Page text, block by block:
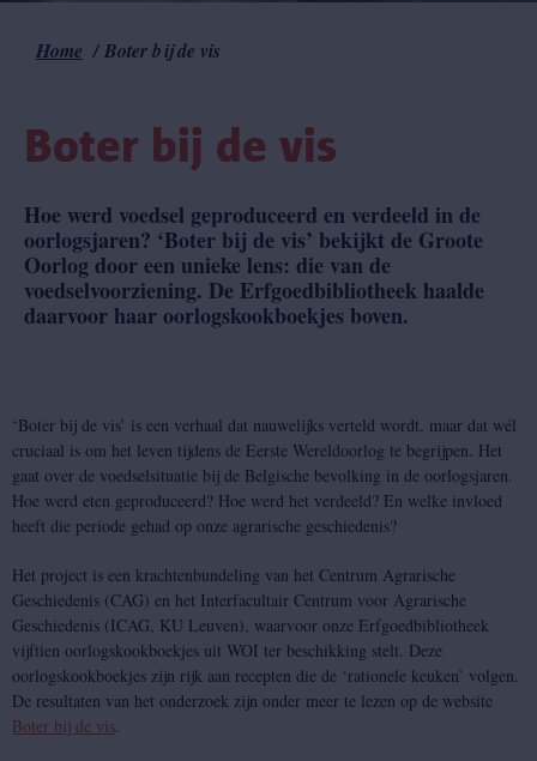
Kruimelpad
Home Boter bij de vis
Boter bij de vis
Hoe werd voedsel geproduceerd en verdeeld in de
oorlogsjaren? ‘Boter bij de vis’ bekijkt de Groote
Oorlog door een unieke lens: die van de
voedselvoorziening. De Erfgoedbibliotheek haalde
daarvoor haar oorlogskookboekjes boven.
‘Boter bij de vis’ is een verhaal dat nauwelijks verteld wordt, maar dat wél
cruciaal is om het leven tijdens de Eerste Wereldoorlog te begrijpen. Het
gaat over de voedselsituatie bij de Belgische bevolking in de oorlogsjaren.
Hoe werd eten geproduceerd? Hoe werd het verdeeld? En welke invloed
heeft die periode gehad op onze agrarische geschiedenis?
Het project is een krachtenbundeling van het Centrum Agrarische
Geschiedenis (CAG) en het Interfacultair Centrum voor Agrarische
Geschiedenis (ICAG, KU Leuven), waarvoor onze Erfgoedbibliotheek
vijftien oorlogskookboekjes uit WOI ter beschikking stelt. Deze
oorlogskookboekjes zijn rijk aan recepten die de ‘rationele keuken’ volgen.
De resultaten van het onderzoek zijn onder meer te lezen op de website
Boter bij de vis.